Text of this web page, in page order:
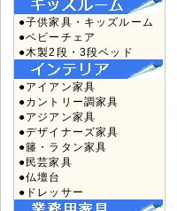
●子供家具・キッズルーム
●ベビーチェア
●木製2段・3段ベッド
●アイアン家具
●カントリー調家具
●アジアン家具
●デザイナーズ家具
●籐・ラタン家具
●民芸家具
●仏壇台
●ドレッサー